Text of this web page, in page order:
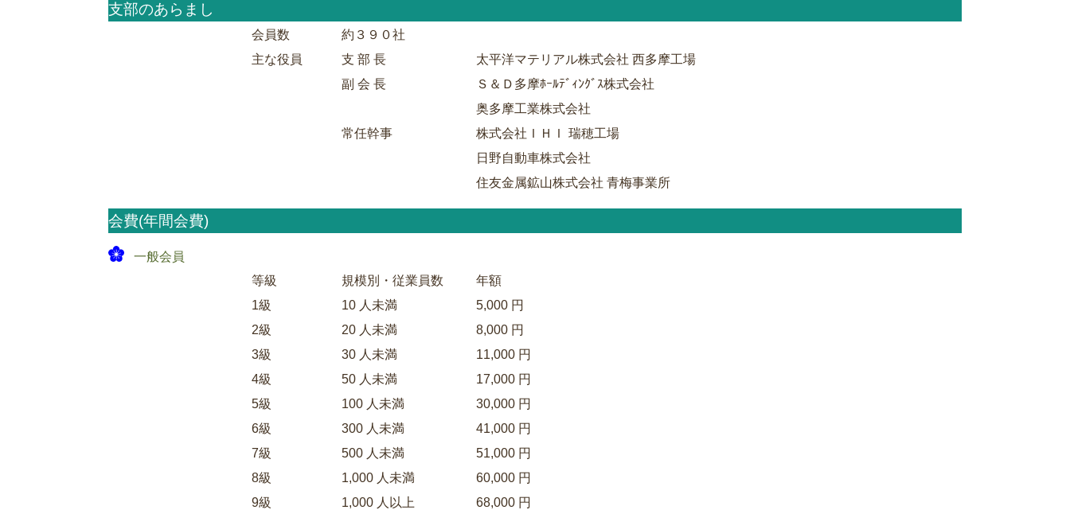
支部のあらまし
会員数
約３９０社
主な役員
支 部 長
太平洋マテリアル株式会社 西多摩工場
副 会 長
Ｓ＆Ｄ多摩ﾎｰﾙﾃﾞｨﾝｸﾞｽ株式会社
奥多摩工業株式会社
常任幹事
株式会社ＩＨＩ 瑞穂工場
日野自動車株式会社
住友金属鉱山株式会社 青梅事業所
会費(年間会費)
一般会員
等級
規模別・従業員数
年額
1級
10 人未満
5,000 円
2級
20 人未満
8,000 円
3級
30 人未満
11,000 円
4級
50 人未満
17,000 円
5級
100 人未満
30,000 円
6級
300 人未満
41,000 円
7級
500 人未満
51,000 円
8級
1,000 人未満
60,000 円
9級
1,000 人以上 68,000 円